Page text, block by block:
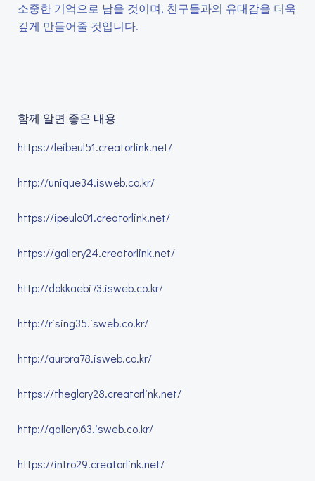
소중한 기억으로 남을 것이며, 친구들과의 유대감을 더욱
깊게 만들어줄 것입니다.
함께 알면 좋은 내용
https://leibeul51.creatorlink.net/
http://unique34.isweb.co.kr/
https://ipeulo01.creatorlink.net/
https://gallery24.creatorlink.net/
http://dokkaebi73.isweb.co.kr/
http://rising35.isweb.co.kr/
http://aurora78.isweb.co.kr/
https://theglory28.creatorlink.net/
http://gallery63.isweb.co.kr/
https://intro29.creatorlink.net/